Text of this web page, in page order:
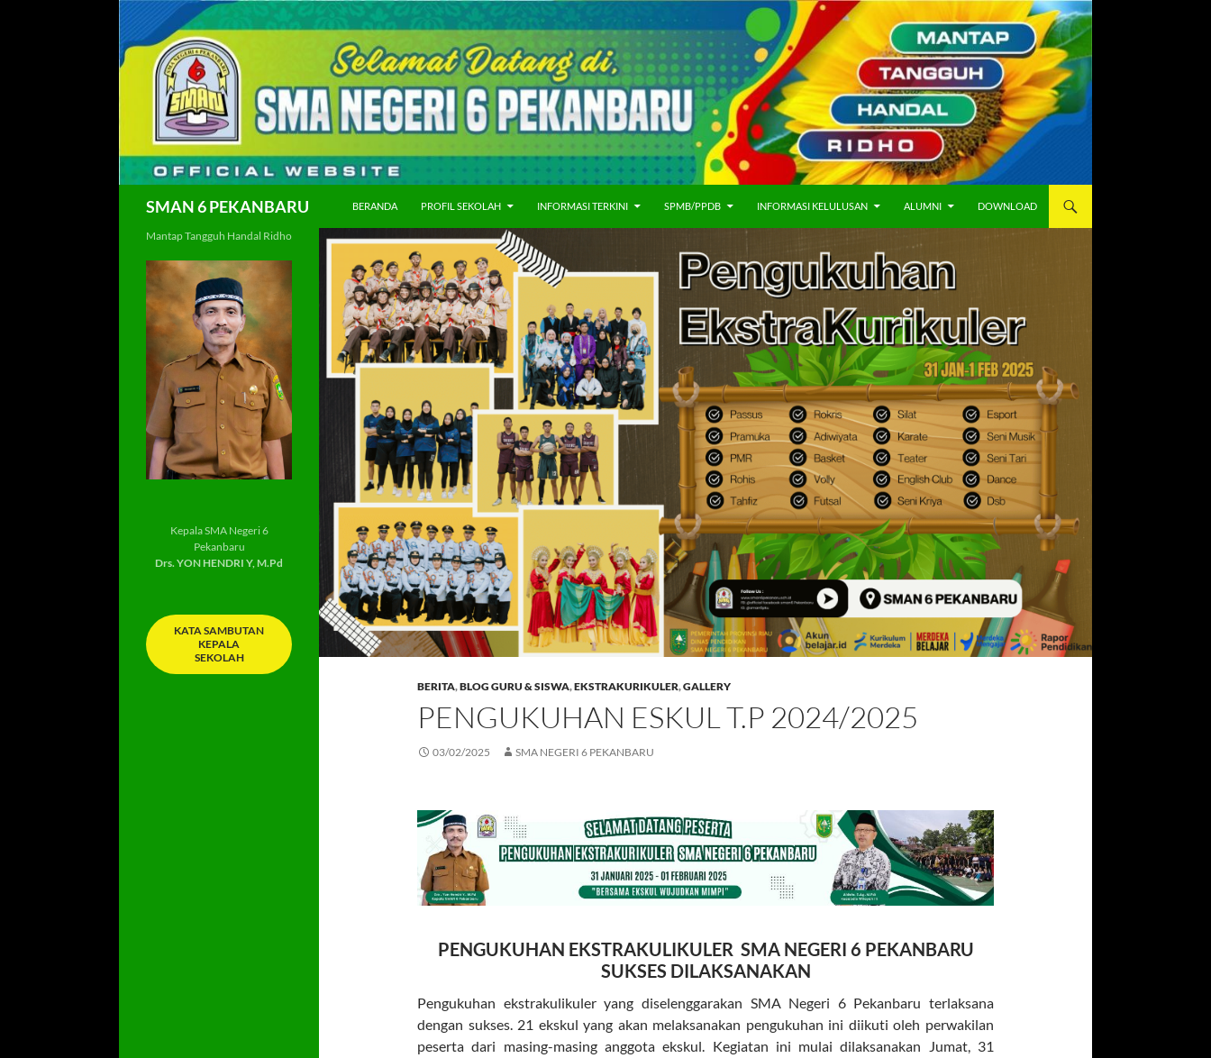
SMAN 6 PEKANBARU BERANDA PROFIL SEKOLAH INFORMASI TERKINI SPMB/PPDB INFORMASI KELULUSAN ALUMNI DOWNLOAD
BERITA,BLOG GURU & SISWA,EKSTRAKURIKULER,GALLERY
PENGUKUHAN ESKUL T.P 2024/2025
03/02/2025 SMA NEGERI 6 PEKANBARU
PENGUKUHAN EKSTRAKULIKULER SMA NEGERI 6 PEKANBARU
SUKSES DILAKSANAKAN
Pengukuhan ekstrakulikuler yang diselenggarakan SMA Negeri 6 Pekanbaru terlaksana
dengan sukses. 21 ekskul yang akan melaksanakan pengukuhan ini diikuti oleh perwakilan
peserta dari masing-masing anggota ekskul. Kegiatan ini mulai dilaksanakan Jumat, 31
Mantap Tangguh Handal Ridho
Kepala SMA Negeri 6
Pekanbaru
Drs. YON HENDRI Y, M.Pd
KATA SAMBUTAN
KEPALA
SEKOLAH